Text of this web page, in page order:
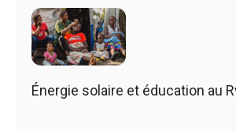
Énergie solaire et éducation au